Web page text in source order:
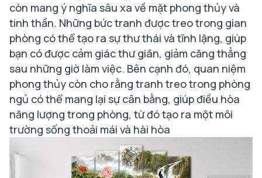
còn mang ý nghĩa sâu xa về mặt phong thủy và
tinh thần. Những bức tranh được treo trong gian
phòng có thể tạo ra sự thư thái và tĩnh lặng, giúp
bạn có được cảm giác thư giãn, giảm căng thẳng
sau những giờ làm việc. Bên cạnh đó, quan niệm
phong thủy còn cho rằng tranh treo trong phòng
ngủ có thể mang lại sự cân bằng, giúp điều hòa
năng lượng trong phòng, từ đó tạo ra một môi
trường sống thoải mái và hài hòa